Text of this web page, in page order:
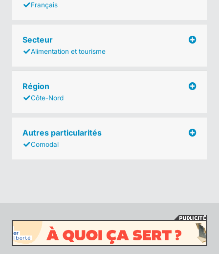
Français
Secteur
Alimentation et tourisme
Région
Côte-Nord
Autres particularités
Comodal